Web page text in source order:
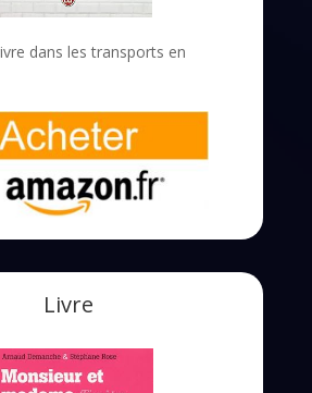
dans les transports en
Livre